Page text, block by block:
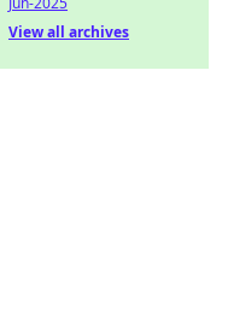
View all archives